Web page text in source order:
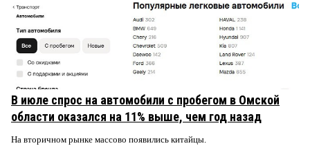
В июле спрос на автомобили с пробегом в Омской
области оказался на 11% выше, чем год назад
На вторичном рынке массово появились китайцы.